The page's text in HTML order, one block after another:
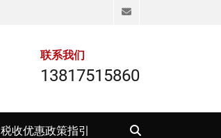
Email
联系我们
13817515860
税收优惠政策指引